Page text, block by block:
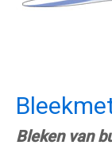
Bleken van